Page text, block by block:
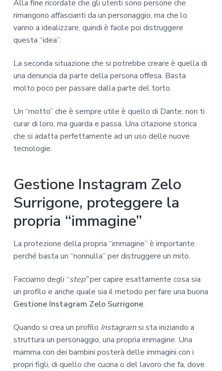
Alla fine ricordate che gli utenti sono persone che
rimangono affascianti da un personaggio, ma che lo
vanno a idealizzare, quindi è facile poi distruggere
questa “idea”.
La seconda situazione che si potrebbe creare è quella di
una denuncia da parte della persona offesa. Basta
molto poco per passare dalla parte del torto.
Un “motto” che è sempre utile è quello di Dante: non ti
curar di loro, ma guarda e passa. Una citazione storica
che si adatta perfettamente ad un uso delle nuove
tecnologie.
Gestione Instagram Zelo
Surrigone, proteggere la
propria “immagine”
La protezione della propria “immagine” è importante
perché basta un “nonnulla” per distruggere un mito.
Facciamo degli “step”per capire esattamente cosa sia
un profilo e anche quale sia il metodo per fare una buona
Gestione Instagram Zelo Surrigone.
Quando si crea un profilo Instagramsi sta iniziando a
struttura un personaggio, una propria immagine. Una
mamma con dei bambini posterà delle immagini con i
propri figli, di quello che cucina o del lavoro che fa, dove